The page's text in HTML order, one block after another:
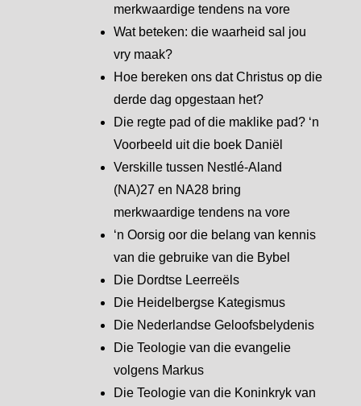
merkwaardige tendens na vore
Wat beteken: die waarheid sal jou
vry maak?
Hoe bereken ons dat Christus op die
derde dag opgestaan het?
Die regte pad of die maklike pad? ‘n
Voorbeeld uit die boek Daniël
Verskille tussen Nestlé-Aland
(NA)27 en NA28 bring
merkwaardige tendens na vore
‘n Oorsig oor die belang van kennis
van die gebruike van die Bybel
Die Dordtse Leerreëls
Die Heidelbergse Kategismus
Die Nederlandse Geloofsbelydenis
Die Teologie van die evangelie
volgens Markus
Die Teologie van die Koninkryk van